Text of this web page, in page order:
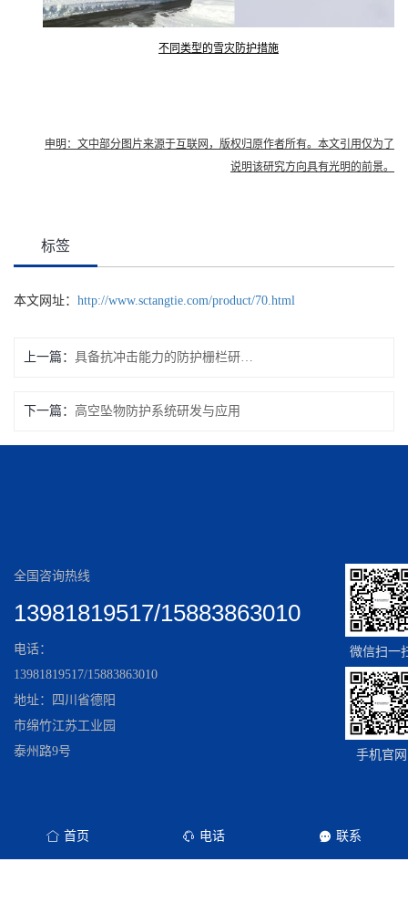
不同类型的雪灾防护措施
申明：文中部分图片来源于互联网，版权归原作者所有。本文引用仅为了
说明该研究方向具有光明的前景。
标签
本文网址： http://www.sctangtie.com/product/70.html
上一篇：
下一篇： 高空坠物防护系统研发与应用
全国咨询热线
13981819517/15883863010
电话：
13981819517/15883863010
地址：四川省德阳
市绵竹江苏工业园
泰州路9号
微信扫一
手机官网
首页 电话 联系